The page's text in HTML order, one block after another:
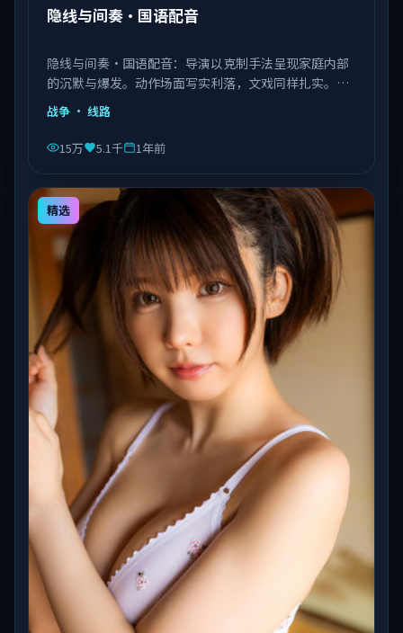
隐线与间奏·国语配音
隐线与间奏·国语配音：导演以克制手法呈现家庭内部
的沉默与爆发。动作场面写实利落，文戏同样扎实。由
李安执导，王景春、艾伦、赵丽颖等主演，中国大陆出
品，类型为战争。
战争 · 线路
15万 5.1千 1年前
精选